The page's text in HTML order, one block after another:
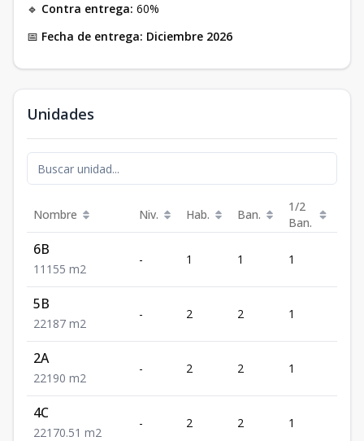
🔹 Contra entrega: 60%
📅 Fecha de entrega: Diciembre 2026
Unidades
Nombre Niv. Hab. Ban.
1/2
Ban.
6B
1 1 1 55 m2
- 1 1 1
5B
221 87 m2
- 2 2 1
2A
221 90 m2
- 2 2 1
4C
221 70.51 m2
- 2 2 1